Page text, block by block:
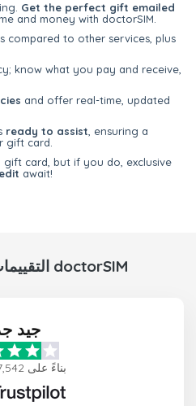
Get the perfect gift emailed
and money with doctorSIM.
compared to other services, plus
know what you pay and receive,
and offer real-time, updated
ready to assist , ensuring a
gift card.
card, but if you do, exclusive
await!
28,000 التقييمات حول doctorSIM
جيد
بناءً على 27,542 الآراء